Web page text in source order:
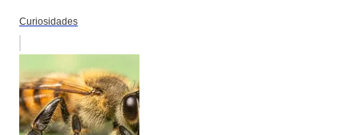
Curiosidades